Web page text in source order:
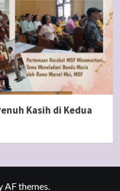
Kasih di Kedua
AF themes.